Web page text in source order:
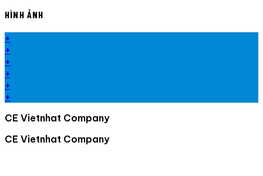
HÌNH ẢNH
+
+
+
+
+
+
CE Vietnhat Company
CE Vietnhat Company